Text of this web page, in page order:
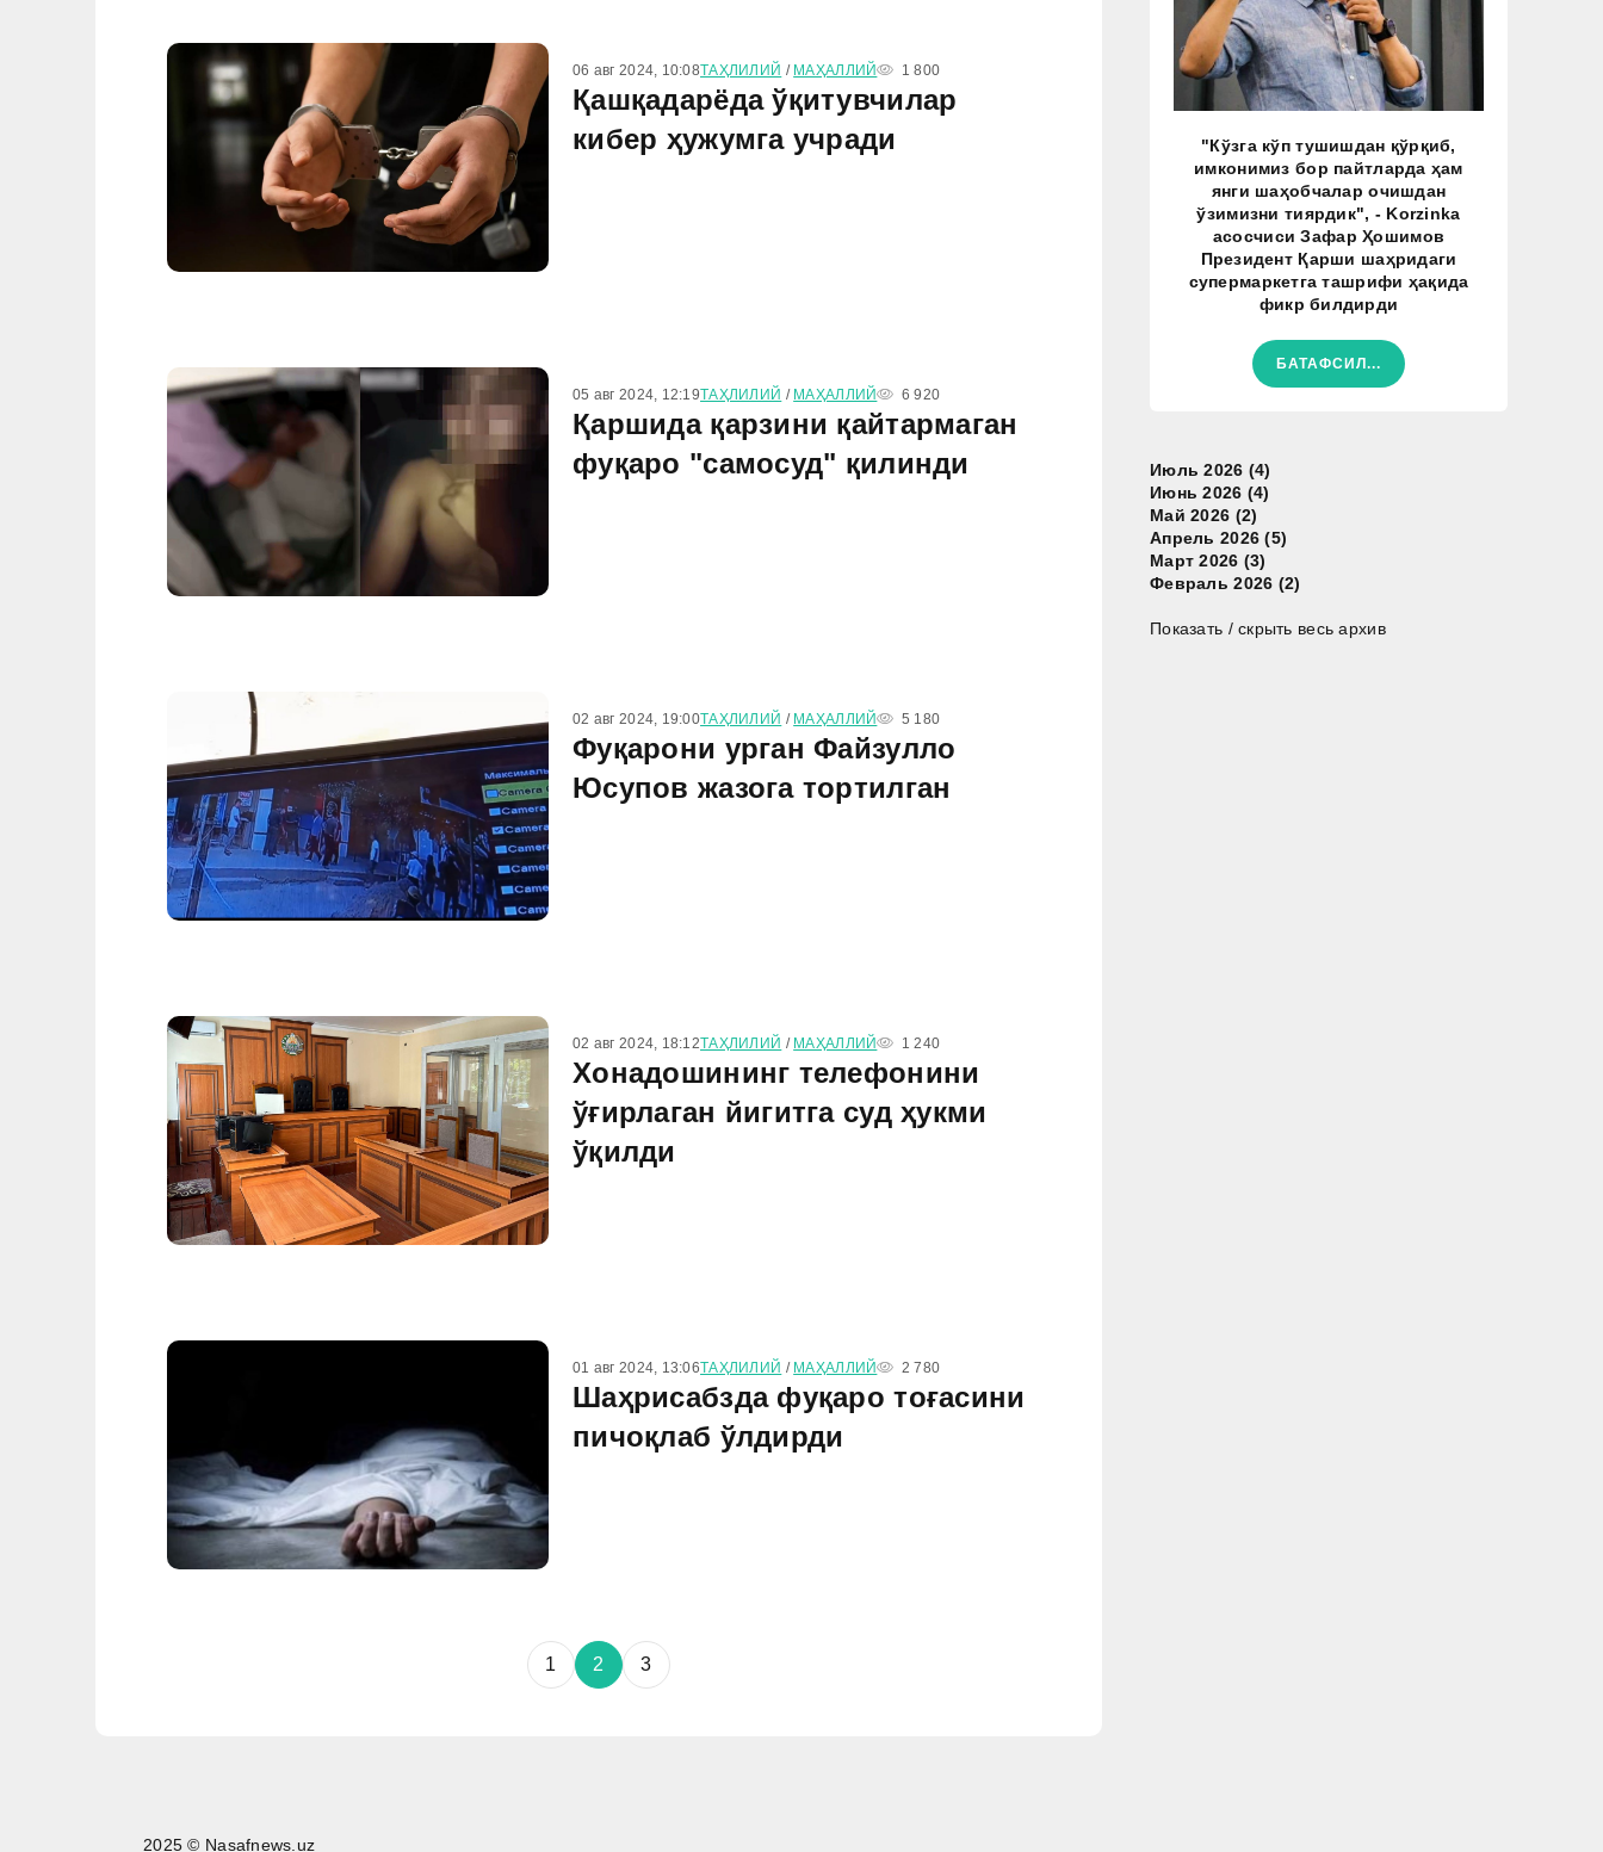
06 авг 2024, 10:08ТАҲЛИЛИЙ / МАҲАЛЛИЙ 1 800
Қашқадарёда ўқитувчилар
кибер ҳужумга учради
05 авг 2024, 12:19ТАҲЛИЛИЙ / МАҲАЛЛИЙ 6 920
Қаршида қарзини қайтармаган
фуқаро "самосуд" қилинди
02 авг 2024, 19:00ТАҲЛИЛИЙ / МАҲАЛЛИЙ 5 180
Фуқарони урган Файзулло
Юсупов жазога тортилган
02 авг 2024, 18:12ТАҲЛИЛИЙ / МАҲАЛЛИЙ 1 240
Хонадошининг телефонини
ўғирлаган йигитга суд ҳукми
ўқилди
01 авг 2024, 13:06ТАҲЛИЛИЙ / МАҲАЛЛИЙ 2 780
Шаҳрисабзда фуқаро тоғасини
пичоқлаб ўлдирди
1 2 3
"Кўзга кўп тушишдан қўрқиб,
имконимиз бор пайтларда ҳам
янги шаҳобчалар очишдан
ўзимизни тиярдик", - Korzinka
асосчиси Зафар Ҳошимов
Президент Қарши шаҳридаги
супермаркетга ташрифи ҳақида
фикр билдирди
БАТАФСИЛ...
Июль 2026 (4)
Июнь 2026 (4)
Май 2026 (2)
Апрель 2026 (5)
Март 2026 (3)
Февраль 2026 (2)
Показать / скрыть весь архив
2025 © Nasafnews.uz